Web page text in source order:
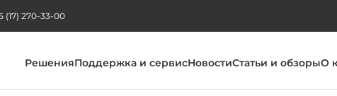
(17) 270-33-00
РешенияПоддержка и сервисНовостиСтатьи и обзорыО